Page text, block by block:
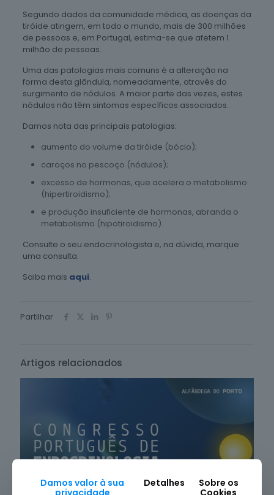
Segundo dados da comunidade médica, as doenças da
tiróide atingem, em todo o mundo, mais de 300 milhões
de pessoas e, em Portugal, estima-se que afetem 1
milhão de pessoas.
Uma das patologias mais comuns é a alteração na
forma desta glândula, nomeadamente, através do
surgimento de nódulos. A maior parte das vezes, estes
nódulos não têm sintomas específicos associados.
Damos nota das principais patologias:
aumento do volume da tiróide (bócio);
caroços no pescoço (nódulos);
excesso de hormonas, que acelera o metabolismo
(hipertiroidismo);
e produção insuficiente de hormonas, abranda o
metabolismo (hipotiroidismo).
Consulte o seu endocrinologista e, na dúvida, marque
uma consulta.
Saiba mais aqui.
Partilhar
Artigos relacionados
Damos valor à sua
privacidade
Detalhes
Sobre os
Cookies